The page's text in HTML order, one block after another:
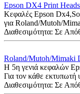
Epson DX4 Print
Κεφαλές Εpson
για Roland/Mutoh/
Διαθεσιμότητα: Σε
Roland/Mutoh/Mimaki
Η 5η γενιά κεφαλών
Για τον κάθε εκτυπωτή
Διαθεσιμότητα: Σε